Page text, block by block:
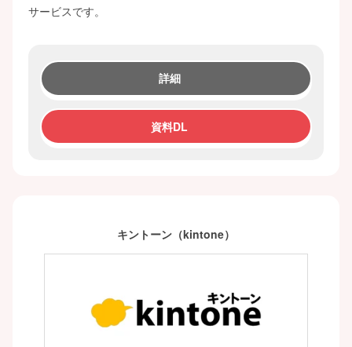
サービスです。
詳細
資料DL
キントーン（kintone）